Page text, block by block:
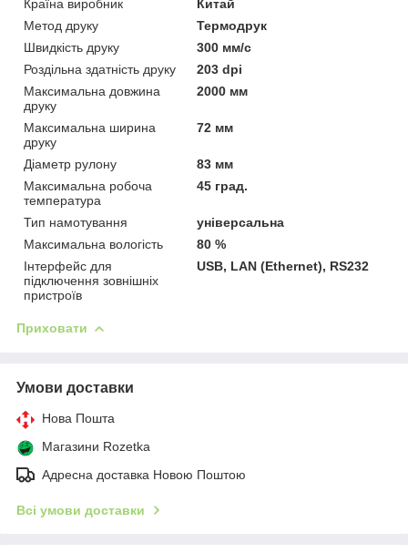
Країна виробник
Китай
Метод друку
Термодрук
Швидкість друку
300 мм/с
Роздільна здатність друку
203 dpi
Максимальна довжина
друку
2000 мм
Максимальна ширина
друку
72 мм
Діаметр рулону
83 мм
Максимальна робоча
температура
45 град.
Тип намотування
універсальна
Максимальна вологість
80 %
Інтерфейс для
підключення зовнішніх
пристроїв
USB, LAN (Ethernet), RS232
Приховати
Умови доставки
Нова Пошта
Магазини Rozetka
Адресна доставка Новою Поштою
Всі умови доставки